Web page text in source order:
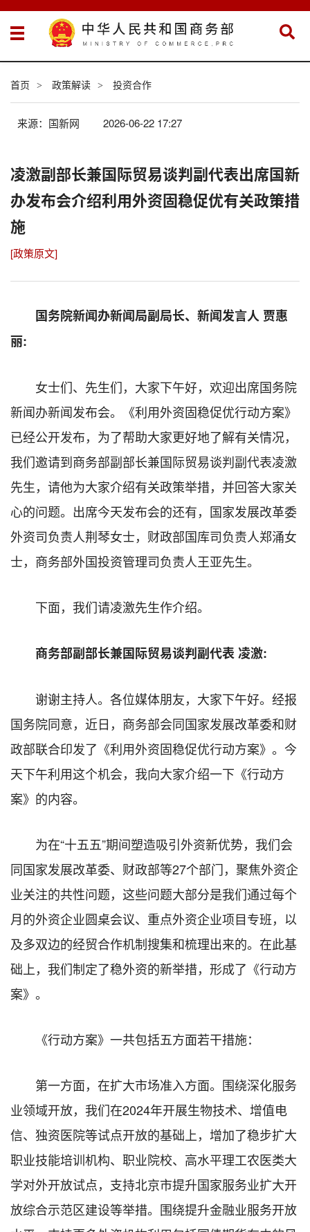
首页 > 政策解读 > 投资合作
来源：国新网 2026-06-22 17:27
凌激副部长兼国际贸易谈判副代表出席国新
办发布会介绍利用外资固稳促优有关政策措
施
[政策原文]
国务院新闻办新闻局副局长、新闻发言人 贾惠
丽:
女士们、先生们，大家下午好，欢迎出席国务院
新闻办新闻发布会。《利用外资固稳促优行动方案》
已经公开发布，为了帮助大家更好地了解有关情况，
我们邀请到商务部副部长兼国际贸易谈判副代表凌激
先生，请他为大家介绍有关政策举措，并回答大家关
心的问题。出席今天发布会的还有，国家发展改革委
外资司负责人荆琴女士，财政部国库司负责人郑涌女
士，商务部外国投资管理司负责人王亚先生。
下面，我们请凌激先生作介绍。
商务部副部长兼国际贸易谈判副代表 凌激:
谢谢主持人。各位媒体朋友，大家下午好。经报
国务院同意，近日，商务部会同国家发展改革委和财
政部联合印发了《利用外资固稳促优行动方案》。今
天下午利用这个机会，我向大家介绍一下《行动方
案》的内容。
为在“十五五”期间塑造吸引外资新优势，我们会
同国家发展改革委、财政部等27个部门，聚焦外资企
业关注的共性问题，这些问题大部分是我们通过每个
月的外资企业圆桌会议、重点外资企业项目专班，以
及多双边的经贸合作机制搜集和梳理出来的。在此基
础上，我们制定了稳外资的新举措，形成了《行动方
案》。
《行动方案》一共包括五方面若干措施：
第一方面，在扩大市场准入方面。围绕深化服务
业领域开放，我们在2024年开展生物技术、增值电
信、独资医院等试点开放的基础上，增加了稳步扩大
职业技能培训机构、职业院校、高水平理工农医类大
学对外开放试点，支持北京市提升国家服务业扩大开
放综合示范区建设等举措。围绕提升金融业服务开放